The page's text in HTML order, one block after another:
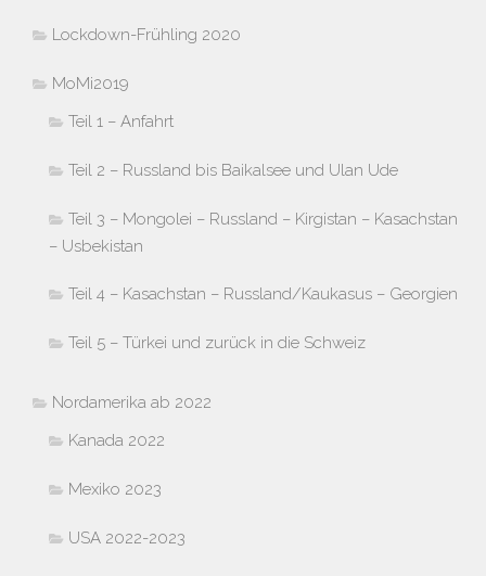
Lockdown-Frühling 2020
MoMi2019
Teil 1 – Anfahrt
Teil 2 – Russland bis Baikalsee und Ulan Ude
Teil 3 – Mongolei – Russland – Kirgistan – Kasachstan
– Usbekistan
Teil 4 – Kasachstan – Russland/Kaukasus – Georgien
Teil 5 – Türkei und zurück in die Schweiz
Nordamerika ab 2022
Kanada 2022
Mexiko 2023
USA 2022-2023